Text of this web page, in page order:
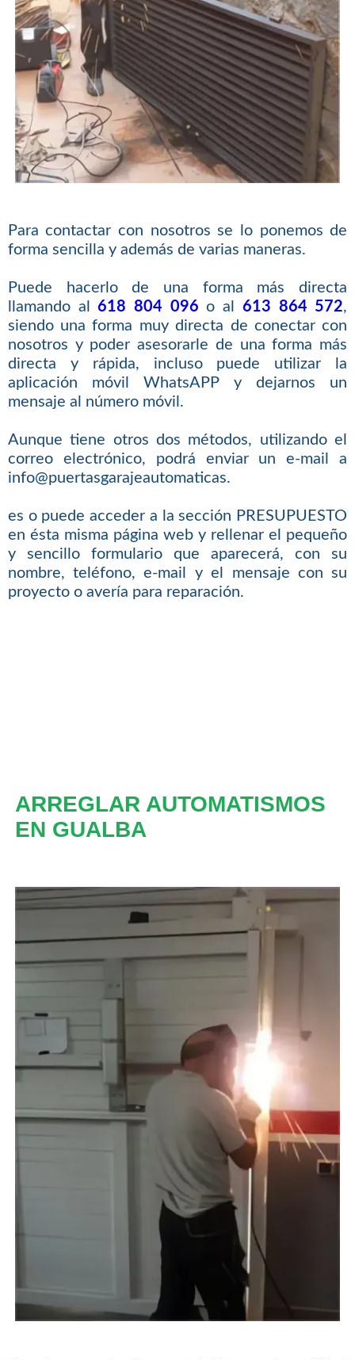
Para contactar con nosotros se lo ponemos de
forma sencilla y además de varias maneras.
Puede hacerlo de una forma más directa
llamando al618 804 096 o al 613 864 572,
siendo una forma muy directa de conectar con
nosotros y poder asesorarle de una forma más
directa y rápida, incluso puede utilizar la
aplicación móvil WhatsAPP y dejarnos un
mensaje al número móvil.
Aunque tiene otros dos métodos, utilizando el
correo electrónico, podrá enviar un e-mail a
info@puertasgarajeautomaticas.
es o puede acceder a la sección PRESUPUESTO
en ésta misma página web y rellenar el pequeño
y sencillo formulario que aparecerá, con su
nombre, teléfono, e-mail y el mensaje con su
proyecto o avería para reparación.
ARREGLAR AUTOMATISMOS
EN GUALBA